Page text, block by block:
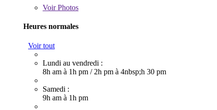
VoirPhotos
Heures normales
Voir tout
Lundi au vendredi :
8h am à 1h pm / 2h pm à 4nbsp;h 30 pm
Samedi :
9h am à 1h pm